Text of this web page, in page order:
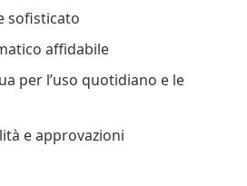
sofisticato
affidabile
per l’uso quotidiano e le
e approvazioni